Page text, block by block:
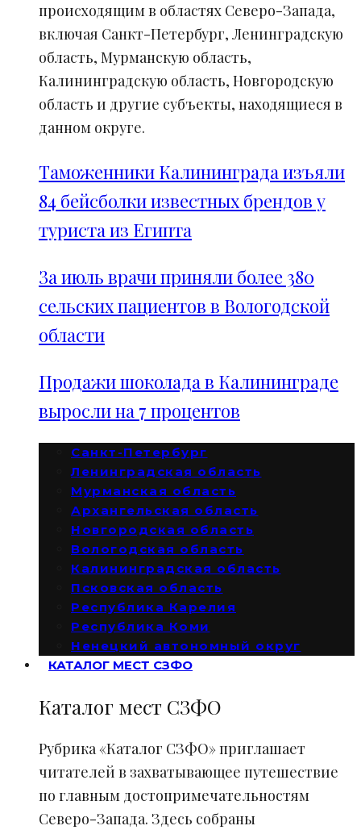
происходящим в областях Северо-Запада,
включая Санкт-Петербург, Ленинградскую
область, Мурманскую область,
Калининградскую область, Новгородскую
область и другие субъекты, находящиеся в
данном округе.
Таможенники Калининграда изъяли
84 бейсболки известных брендов у
туриста из Египта
За июль врачи приняли более 380
сельских пациентов в Вологодской
области
Продажи шоколада в Калининграде
выросли на 7 процентов
Санкт-Петербург
Ленинградская область
Мурманская область
Архангельская область
Новгородская область
Вологодская область
Калининградская область
Псковская область
Республика Карелия
Республика Коми
Ненецкий автономный округ
КАТАЛОГ МЕСТ СЗФО
Каталог мест СЗФО
Рубрика «Каталог СЗФО» приглашает
читателей в захватывающее путешествие
по главным достопримечательностям
Северо-Запада. Здесь собраны